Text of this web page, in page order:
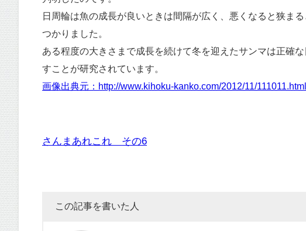
日周輪は魚の成長が良いときは間隔が広く、悪くなると狭ま
つかりました。
ある程度の大きさまで成長を続けて冬を迎えたサンマは正確
すことが研究されています。
画像出典元：http://www.kihoku-kanko.com/2012/11/111011.html
さんまあれこれ その6
この記事を書いた人